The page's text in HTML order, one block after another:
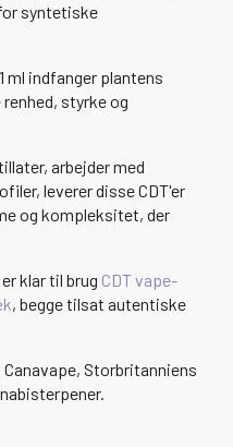
syntetiske
ml indfanger plantens
styrke og
arbejder med
leverer disse CDT'er
og kompleksitet, der
klar til brug CDT vape-
, begge tilsat autentiske
Storbritanniens